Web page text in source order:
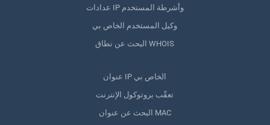
عدادات IP وأشرطة المستخدم
وكيل المستخدم الخاص بي
البحث عن نطاق WHOIS
عنوان IP الخاص بي
تعقّب بروتوكول الإنترنت
البحث عن عنوان MAC